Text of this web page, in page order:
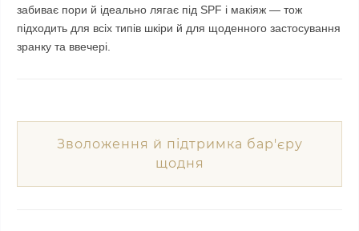
забиває пори й ідеально лягає під SPF і макіяж — тож
підходить для всіх типів шкіри й для щоденного застосування
зранку та ввечері.
Зволоження й підтримка бар'єру
щодня